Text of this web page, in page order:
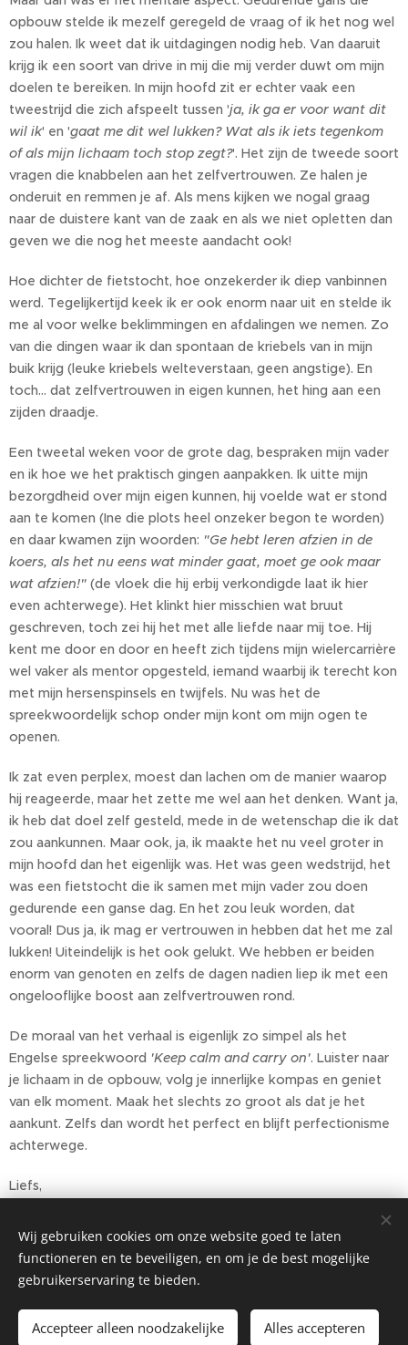
opbouw stelde ik mezelf geregeld de vraag of ik het nog wel
zou halen. Ik weet dat ik uitdagingen nodig heb. Van daaruit
krijg ik een soort van drive in mij die mij verder duwt om mijn
doelen te bereiken. In mijn hoofd zit er echter vaak een
tweestrijd die zich afspeelt tussen 'ja, ik ga er voor want dit
wil ik' en 'gaat me dit wel lukken? Wat als ik iets tegenkom
of als mijn lichaam toch stop zegt?'. Het zijn de tweede soort
vragen die knabbelen aan het zelfvertrouwen. Ze halen je
onderuit en remmen je af. Als mens kijken we nogal graag
naar de duistere kant van de zaak en als we niet opletten dan
geven we die nog het meeste aandacht ook!
Hoe dichter de fietstocht, hoe onzekerder ik diep vanbinnen
werd. Tegelijkertijd keek ik er ook enorm naar uit en stelde ik
me al voor welke beklimmingen en afdalingen we nemen. Zo
van die dingen waar ik dan spontaan de kriebels van in mijn
buik krijg (leuke kriebels welteverstaan, geen angstige). En
toch… dat zelfvertrouwen in eigen kunnen, het hing aan een
zijden draadje.
Een tweetal weken voor de grote dag, bespraken mijn vader
en ik hoe we het praktisch gingen aanpakken. Ik uitte mijn
bezorgdheid over mijn eigen kunnen, hij voelde wat er stond
aan te komen (Ine die plots heel onzeker begon te worden)
en daar kwamen zijn woorden: "Ge hebt leren afzien in de
koers, als het nu eens wat minder gaat, moet ge ook maar
wat afzien!" (de vloek die hij erbij verkondigde laat ik hier
even achterwege). Het klinkt hier misschien wat bruut
geschreven, toch zei hij het met alle liefde naar mij toe. Hij
kent me door en door en heeft zich tijdens mijn wielercarrière
wel vaker als mentor opgesteld, iemand waarbij ik terecht kon
met mijn hersenspinsels en twijfels. Nu was het de
spreekwoordelijk schop onder mijn kont om mijn ogen te
openen.
Ik zat even perplex, moest dan lachen om de manier waarop
hij reageerde, maar het zette me wel aan het denken. Want ja,
ik heb dat doel zelf gesteld, mede in de wetenschap die ik dat
zou aankunnen. Maar ook, ja, ik maakte het nu veel groter in
mijn hoofd dan het eigenlijk was. Het was geen wedstrijd, het
was een fietstocht die ik samen met mijn vader zou doen
gedurende een ganse dag. En het zou leuk worden, dat
vooral! Dus ja, ik mag er vertrouwen in hebben dat het me zal
lukken! Uiteindelijk is het ook gelukt. We hebben er beiden
enorm van genoten en zelfs de dagen nadien liep ik met een
ongelooflijke boost aan zelfvertrouwen rond.
De moraal van het verhaal is eigenlijk zo simpel als het
Engelse spreekwoord 'Keep calm and carry on'. Luister naar
je lichaam in de opbouw, volg je innerlijke kompas en geniet
van elk moment. Maak het slechts zo groot als dat je het
aankunt. Zelfs dan wordt het perfect en blijft perfectionisme
achterwege.
Liefs,
Share
Wij gebruiken cookies om onze website goed te laten
functioneren en te beveiligen, en om je de best mogelijke
gebruikerservaring te bieden.
Accepteer alleen noodzakelijke Alles accepteren